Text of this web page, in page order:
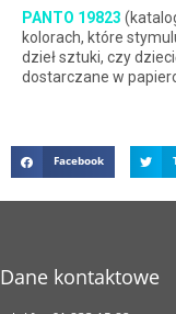
PANTO 19823
kolorach, które
dzieł sztuki, czy
dostarczane w
Facebook
Dane kontaktowe